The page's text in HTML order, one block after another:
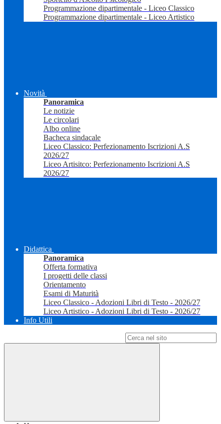
Programmazione dipartimentale - Liceo Classico
Programmazione dipartimentale - Liceo Artistico
Novità
Panoramica
Le notizie
Le circolari
Albo online
Bacheca sindacale
Liceo Classico: Perfezionamento Iscrizioni A.S
2026/27
Liceo Artisitco: Perfezionamento Iscrizioni A.S
2026/27
Didattica
Panoramica
Offerta formativa
I progetti delle classi
Orientamento
Esami di Maturità
Liceo Classico - Adozioni Libri di Testo - 2026/27
Liceo Artistico - Adozioni Libri di Testo - 2026/27
Info Utili